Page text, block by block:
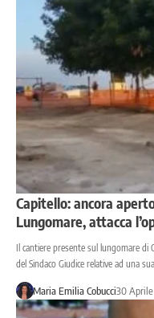
Capitello: ancora
Lungomare, attacca
Il cantiere presente sul lungomare di
del Sindaco Giudice relative ad una
Maria Emilia Cobucci30